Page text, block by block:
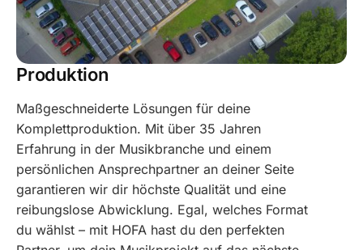
Produktion
Maßgeschneiderte Lösungen für deine
Komplettproduktion. Mit über 35 Jahren
Erfahrung in der Musikbranche und einem
persönlichen Ansprechpartner an deiner Seite
garantieren wir dir höchste Qualität und eine
reibungslose Abwicklung. Egal, welches Format
du wählst – mit HOFA hast du den perfekten